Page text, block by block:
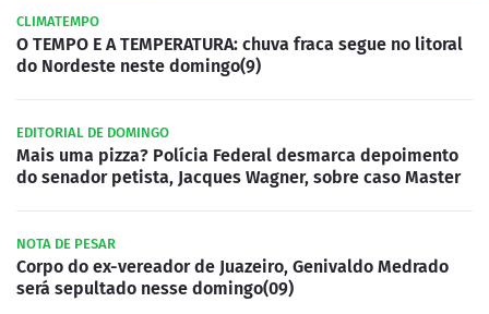
CLIMATEMPO
O TEMPO E A TEMPERATURA: chuva fraca segue no litoral
do Nordeste neste domingo(9)
EDITORIAL DE DOMINGO
Mais uma pizza? Polícia Federal desmarca depoimento
do senador petista, Jacques Wagner, sobre caso Master
NOTA DE PESAR
Corpo do ex-vereador de Juazeiro, Genivaldo Medrado
será sepultado nesse domingo(09)